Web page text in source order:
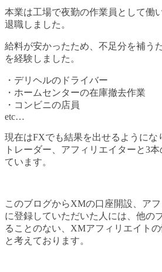
本業は工場で夜勤の作業員として働
退職しました。
給料が安かったため、不足分を補う
を経験しました。
・デリヘルのドライバー
・ホームセンターの在庫撤去作業
・コンビニの店員
etc…
現在はFXでも結果を出せるようにな
トレーダー、アフィリエイターと3
ています。
このブログからXMの口座開設、ア
に登録していただいた人には、他の
ることのない、XMアフィリエイト
と考えております。